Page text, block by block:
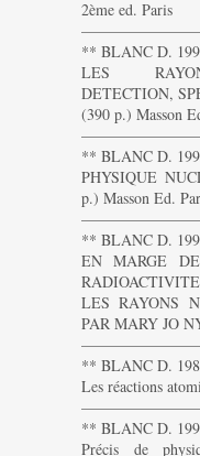
2ème ed. Paris
** BLANC D.
LES
DETECTION,
(390 p.) Masson
** BLANC D.
PHYSIQUE
p.) Masson Ed.
** BLANC D.
EN MARGE
LES RAYONS
PAR MARY JO
** BLANC D.
Les réactions
** BLANC D.
Précis de